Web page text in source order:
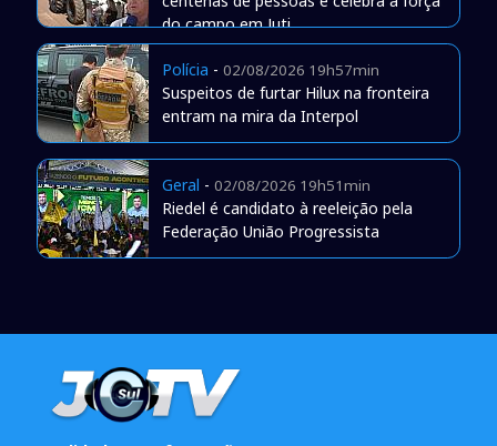
do campo em Juti
Polícia - 02/08/2026 19h57min
Suspeitos de furtar Hilux na fronteira
entram na mira da Interpol
Geral - 02/08/2026 19h51min
Riedel é candidato à reeleição pela
Federação União Progressista